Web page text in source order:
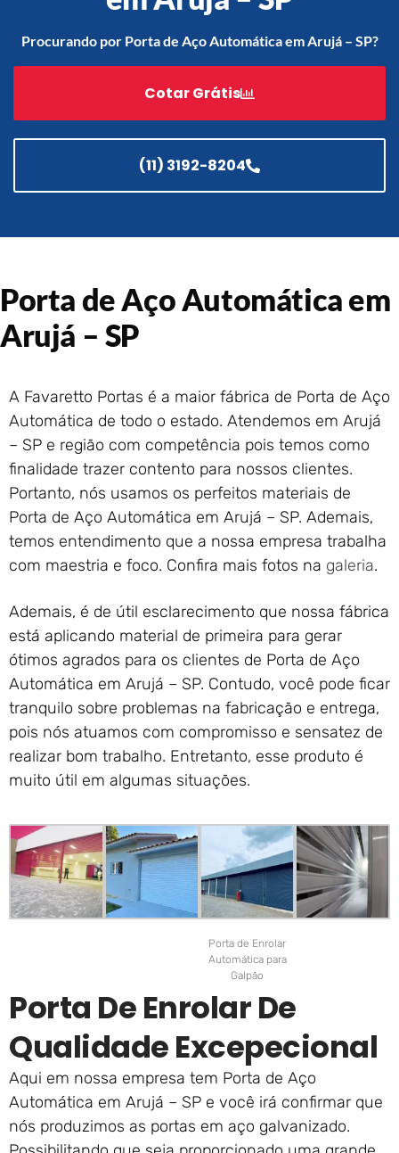
Portão de Garagem de
Aldeia – RJ
Portão de Garagem de
Enrolar em São João de
Meriti – RJ
Portão de Garagem de
Enrolar em Queimados – RJ
Enrolar em Paraty – RJ
Portão de Garagem de
Enrolar em Nova Iguaçu – RJ
Portão de Garagem de
Enrolar em Nova Friburgo –
RJ
Procurando por Porta de Aço Automática em Arujá – SP?
Cotar Grátis
(11) 3192-8204
Porta de Aço Automática em
Arujá – SP
A Favaretto Portas é a maior fábrica de Porta de Aço
Automática de todo o estado. Atendemos em Arujá
– SP e região com competência pois temos como
finalidade trazer contento para nossos clientes.
Portanto, nós usamos os perfeitos materiais de
Porta de Aço Automática em Arujá – SP. Ademais,
temos entendimento que a nossa empresa trabalha
com maestria e foco. Confira mais fotos na galeria.
Ademais, é de útil esclarecimento que nossa fábrica
está aplicando material de primeira para gerar
ótimos agrados para os clientes de Porta de Aço
Automática em Arujá – SP. Contudo, você pode ficar
tranquilo sobre problemas na fabricação e entrega,
pois nós atuamos com compromisso e sensatez de
realizar bom trabalho. Entretanto, esse produto é
muito útil em algumas situações.
Porta de Enrolar
Automática para
Galpão
Porta De Enrolar De
Qualidade Excepecional
Aqui em nossa empresa tem Porta de Aço
Automática em Arujá – SP e você irá confirmar que
nós produzimos as portas em aço galvanizado.